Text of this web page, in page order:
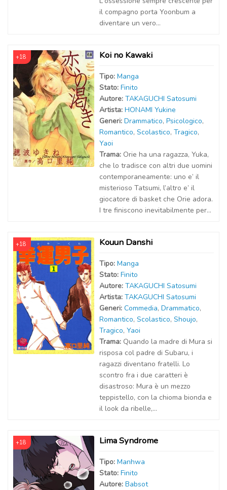
il compagno porta Yoonbum a
diventare un vero...
+18 Koi no Kawaki
Tipo: Manga
Stato: Finito
Autore: TAKAGUCHI Satosumi
Artista: HONAMI Yukine
Generi: Drammatico, Psicologico,
Romantico, Scolastico, Tragico,
Yaoi
Trama: Orie ha una ragazza, Yuka,
che lo tradisce con altri due uomini
contemporaneamente: uno e’ il
misterioso Tatsumi, l’altro e’ il
giocatore di basket che Orie adora.
I tre finiscono inevitabilmente per...
+18 Kouun Danshi
Tipo: Manga
Stato: Finito
Autore: TAKAGUCHI Satosumi
Artista: TAKAGUCHI Satosumi
Generi: Commedia, Drammatico,
Romantico, Scolastico, Shoujo,
Tragico, Yaoi
Trama: Quando la madre di Mura si
risposa col padre di Subaru, i
ragazzi diventano fratelli. Lo
scontro fra i due caratteri è
disastroso: Mura è un mezzo
teppistello, con la chioma bionda e
il look da ribelle,...
+18 Lima Syndrome
Tipo: Manhwa
Stato: Finito
Autore: Babsot